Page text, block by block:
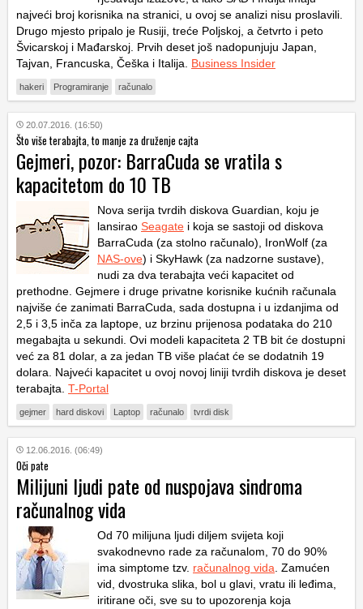
najveći broj korisnika na stranici, u ovoj se analizi nisu proslavili.
Drugo mjesto pripalo je Rusiji, treće Poljskoj, a četvrto i peto
Švicarskoj i Mađarskoj. Prvih deset još nadopunjuju Japan,
Tajvan, Francuska, Češka i Italija. Business Insider
hakeri Programiranje računalo
20.07.2016. (16:50)
Što više terabajta, to manje za druženje cajta
Gejmeri, pozor: BarraCuda se vratila s
kapacitetom do 10 TB
Nova serija tvrdih diskova Guardian, koju je
lansirao Seagate i koja se sastoji od diskova
BarraCuda (za stolno računalo), IronWolf (za
NAS-ove) i SkyHawk (za nadzorne sustave),
nudi za dva terabajta veći kapacitet od
prethodne. Gejmere i druge privatne korisnike kućnih računala
najviše će zanimati BarraCuda, sada dostupna i u izdanjima od
2,5 i 3,5 inča za laptope, uz brzinu prijenosa podataka do 210
megabajta u sekundi. Ovi modeli kapaciteta 2 TB bit će dostupni
već za 81 dolar, a za jedan TB više plaćat će se dodatnih 19
dolara. Najveći kapacitet u ovoj novoj liniji tvrdih diskova je deset
terabajta. T-Portal
gejmer hard diskovi Laptop računalo tvrdi disk
12.06.2016. (06:49)
Oči pate
Milijuni ljudi pate od nuspojava sindroma
računalnog vida
Od 70 milijuna ljudi diljem svijeta koji
svakodnevno rade za računalom, 70 do 90%
ima simptome tzv. računalnog vida . Zamućen
vid, dvostruka slika, bol u glavi, vratu ili leđima,
iritirane oči, sve su to upozorenja koja